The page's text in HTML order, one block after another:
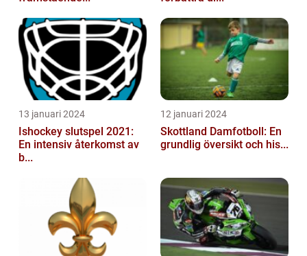
13 januari 2024
Ishockey slutspel 2021:
En intensiv återkomst av
b...
12 januari 2024
Skottland Damfotboll: En
grundlig översikt och his...